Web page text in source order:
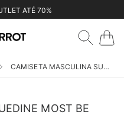
ATÉ 70%
CAMISETA MASCULINA SUEDINE MOST BE TRUE
MOST BE